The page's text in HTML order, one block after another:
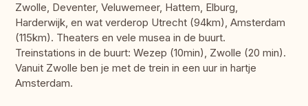
Zwolle, Deventer, Veluwemeer, Hattem, Elburg,
Harderwijk, en wat verderop Utrecht (94km), Amsterdam
(115km). Theaters en vele musea in de buurt.
Treinstations in de buurt: Wezep (10min), Zwolle (20 min).
Vanuit Zwolle ben je met de trein in een uur in hartje
Amsterdam.